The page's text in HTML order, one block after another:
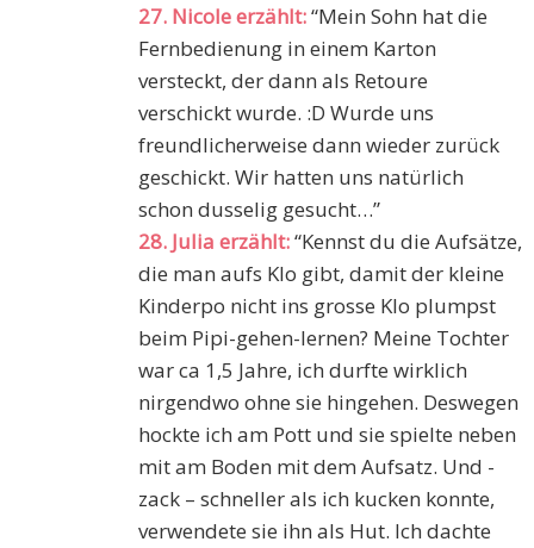
27. Nicole erzählt:“Mein Sohn hat die
Fernbedienung in einem Karton
versteckt, der dann als Retoure
verschickt wurde. :D Wurde uns
freundlicherweise dann wieder zurück
geschickt. Wir hatten uns natürlich
schon dusselig gesucht…”
28. Julia erzählt:“Kennst du die Aufsätze,
die man aufs Klo gibt, damit der kleine
Kinderpo nicht ins grosse Klo plumpst
beim Pipi-gehen-lernen? Meine Tochter
war ca 1,5 Jahre, ich durfte wirklich
nirgendwo ohne sie hingehen. Deswegen
hockte ich am Pott und sie spielte neben
mit am Boden mit dem Aufsatz. Und -
zack – schneller als ich kucken konnte,
verwendete sie ihn als Hut. Ich dachte